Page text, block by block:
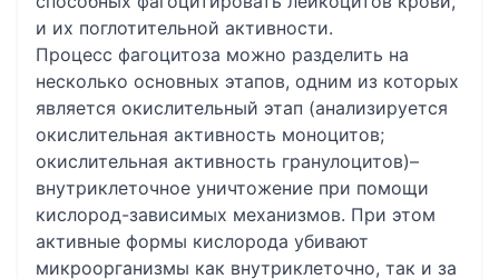
и их поглотительной активности.
Процесс фагоцитоза можно разделить на
несколько основных этапов, одним из которых
является окислительный этап (анализируется
окислительная активность моноцитов;
окислительная активность гранулоцитов)–
внутриклеточное уничтожение при помощи
кислород-зависимых механизмов. При этом
активные формы кислорода убивают
микроорганизмы как внутриклеточно, так и за